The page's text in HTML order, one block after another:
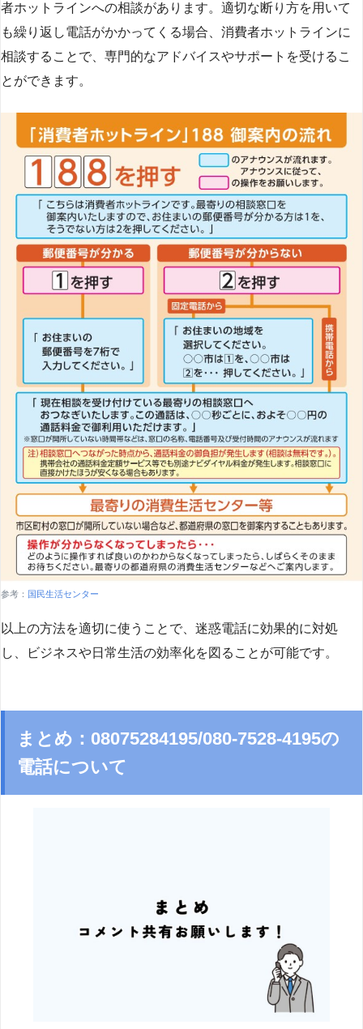
者ホットラインへの相談があります。適切な断り方を用いて
も繰り返し電話がかかってくる場合、消費者ホットラインに
相談することで、専門的なアドバイスやサポートを受けるこ
とができます​​。
参考： 国民生活センター
以上の方法を適切に使うことで、迷惑電話に効果的に対処
し、ビジネスや日常生活の効率化を図ることが可能です。
まとめ：08075284195/080-7528-4195の
電話について